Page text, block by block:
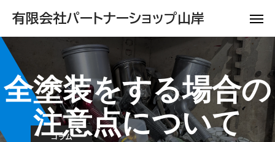
有限会社パートナーショップ山岸
全塗装をする場合の
注意点について
コラム